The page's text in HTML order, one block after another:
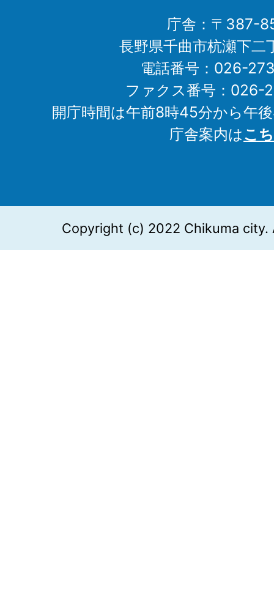
庁舎：〒387-
長野県千曲市杭瀬下二
電話番号：026-
ファクス番号：026-
開庁時間は午前8時45分から午
庁舎案内はこ
Copyright (c) 2022 Chikuma city.